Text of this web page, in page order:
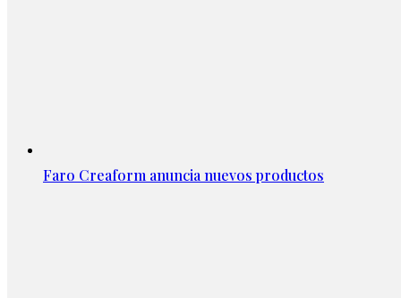
Faro Creaform anuncia nuevos productos